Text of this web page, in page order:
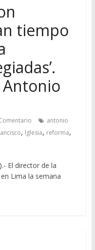
tiempo
Antonio
antonio
, Iglesia, reforma,
El director de la
Lima la semana